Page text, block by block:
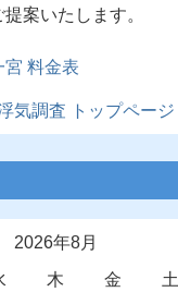
案いたします。
料金表
気調査 トップページ
2026年8月
木 金 土